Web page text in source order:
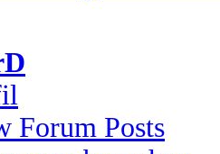
Forum Posts